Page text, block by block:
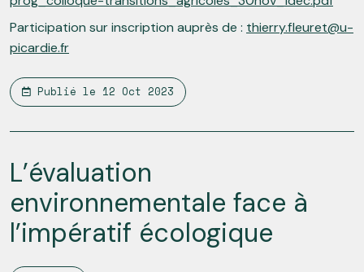
Participation sur inscription auprès de : thierry.fleuret@u-
picardie.fr
Publié le 12 Oct 2023
L’évaluation
environnementale face à
l’impératif écologique